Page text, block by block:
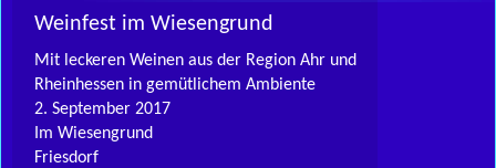
Weinfest im Wiesengrund
Mit leckeren Weinen aus der Region Ahr und
Rheinhessen in gemütlichem Ambiente
2. September 2017
Im Wiesengrund
Friesdorf